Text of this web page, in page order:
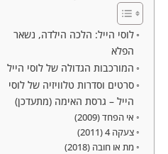
לוסי הייל: הלכה הילדה, נשאר
הפלא
המורכבות הגדולה של לוסי הייל
סרטים וסדרות טלוויזיה של לוסי
הייל – גרסת האימה (מתעדכן)
אי הפחד (2009)
צעקה 4 (2011)
מת או חובה (2018)